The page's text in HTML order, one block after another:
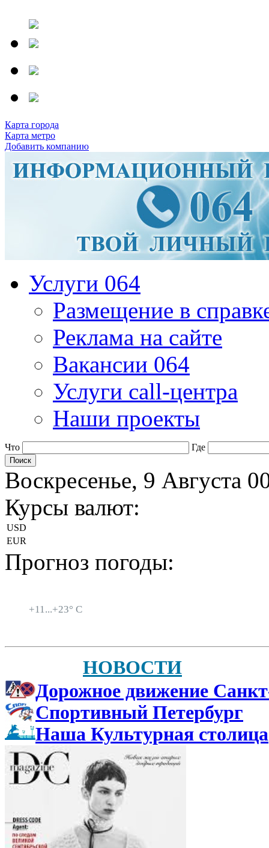
Карта города
Карта метро
Добавить компанию
Услуги 064
Размещение в
Реклама на сайте
Вакансии 064
Услуги call-центра
Наши проекты
Что Где
Воскресенье, 9 Августа
Курсы валют:
USD
EUR
Прогноз погоды:
+11...+23° C
НОВОСТИ
Дорожное движение
Спортивный Петербург
Наша Культурная столица